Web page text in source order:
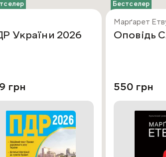
України 2026
грн
Бестселер
Марґарет
Оповідь
550 грн